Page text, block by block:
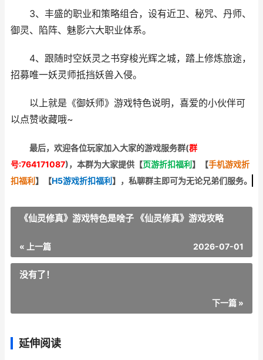
3、丰盛的职业和策略组合，设有近卫、秘咒、丹师、
御灵、陷阵、魅影六大职业体系。
4、跟随时空妖灵之书穿梭光辉之城，踏上修炼旅途，
招募唯一妖灵师抵挡妖兽入侵。
以上就是《御妖师》游戏特色说明，喜爱的小伙伴可
以点赞收藏哦~
最后，欢迎各位玩家加入大家的游戏服务群(群
号:764171087)，本群为大家提供【页游折扣福利 】 【手机游戏折
扣福利 】 【H5游戏折扣福利 】 ，私聊群主即可为无论兄弟们服务。
《仙灵修真》游戏特色是啥子 《仙灵修真》游戏攻略
« 上一篇 2026-07-01
没有了！
下一篇 »
延伸阅读